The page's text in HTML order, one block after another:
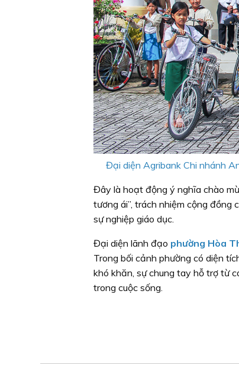
Đại diện Agribank Chi nhánh
Đây là hoạt động ý nghĩa chào
tương ái”, trách nhiệm cộng đồng
sự nghiệp giáo dục.
Đại diện lãnh đạo phường Hòa
Trong bối cảnh phường có diện
khó khăn, sự chung tay hỗ trợ từ
trong cuộc sống.